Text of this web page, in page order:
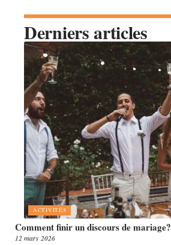
Derniers articles
ACTIVITÉS
Comment finir un discours de mariage?
12 mars 2026